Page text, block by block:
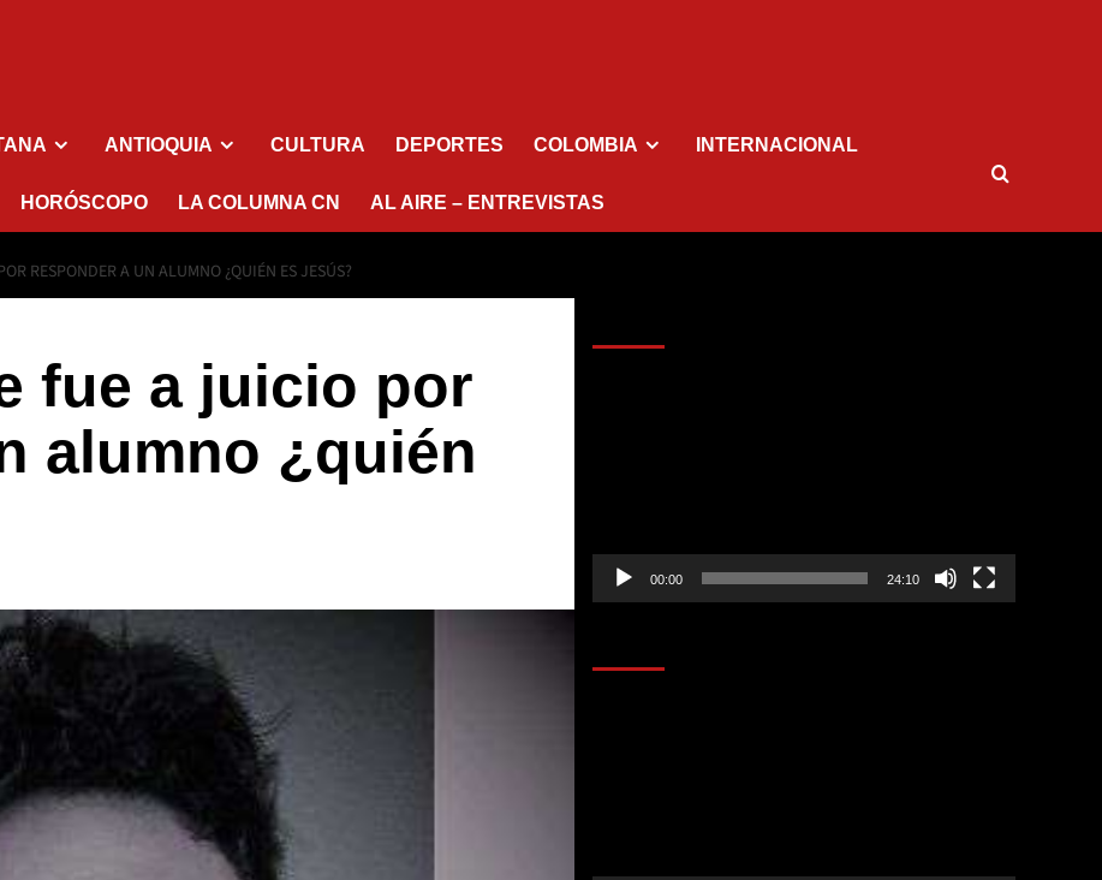
ANTIOQUIA CULTURA DEPORTES COLOMBIA INTERNACIONAL
HORÓSCOPO LA COLUMNA CN AL AIRE – ENTREVISTAS
RESPONDER A UN ALUMNO ¿QUIÉN ES JESÚS?
fue a juicio por
alumno ¿quién
00:00 24:10